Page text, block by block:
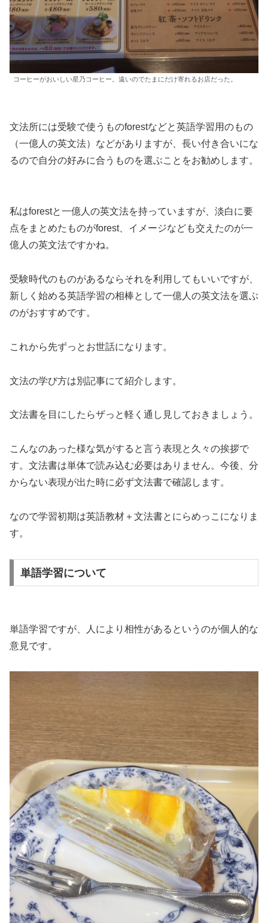
コーヒーがおいしい星乃コーヒー。遠いのでたまにだけ寄れるお店だった。
文法所には受験で使うものforestなどと英語学習用のもの
（一億人の英文法）などがありますが、長い付き合いにな
るので自分の好みに合うものを選ぶことをお勧めします。
私はforestと一億人の英文法を持っていますが、淡白に要
点をまとめたものがforest、イメージなども交えたのが一
億人の英文法ですかね。
受験時代のものがあるならそれを利用してもいいですが、
新しく始める英語学習の相棒として一億人の英文法を選ぶ
のがおすすめです。
これから先ずっとお世話になります。
文法の学び方は別記事にて紹介します。
文法書を目にしたらザっと軽く通し見しておきましょう。
こんなのあった様な気がすると言う表現と久々の挨拶で
す。文法書は単体で読み込む必要はありません。今後、分
からない表現が出た時に必ず文法書で確認します。
なので学習初期は英語教材＋文法書とにらめっこになりま
す。
単語学習について
単語学習ですが、人により相性があるというのが個人的な
意見です。